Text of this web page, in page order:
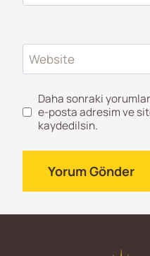
Website
Daha sonraki
e-posta adresim ve
kaydedilsin.